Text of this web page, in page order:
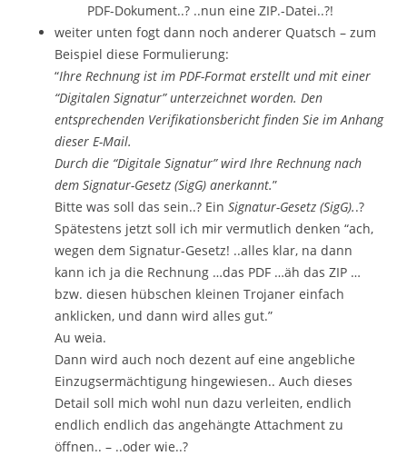
PDF-Dokument..? ..nun eine ZIP.-Datei..?!
weiter unten fogt dann noch anderer Quatsch – zum
Beispiel diese Formulierung:
“Ihre Rechnung ist im PDF-Format erstellt und mit einer
“Digitalen Signatur” unterzeichnet worden. Den
entsprechenden Verifikationsbericht finden Sie im Anhang
dieser E-Mail.
Durch die “Digitale Signatur” wird Ihre Rechnung nach
dem Signatur-Gesetz (SigG) anerkannt.”
Bitte was soll das sein..? Ein Signatur-Gesetz (SigG)..?
Spätestens jetzt soll ich mir vermutlich denken “ach,
wegen dem Signatur-Gesetz! ..alles klar, na dann
kann ich ja die Rechnung …das PDF …äh das ZIP …
bzw. diesen hübschen kleinen Trojaner einfach
anklicken, und dann wird alles gut.”
Au weia.
Dann wird auch noch dezent auf eine angebliche
Einzugsermächtigung hingewiesen.. Auch dieses
Detail soll mich wohl nun dazu verleiten, endlich
endlich endlich das angehängte Attachment zu
öffnen.. – ..oder wie..?